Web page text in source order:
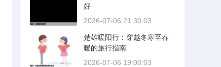
好
2026-07-06 21:30:03
楚雄暖阳行：穿越冬寒至春
暖的旅行指南
2026-07-06 19:00:03